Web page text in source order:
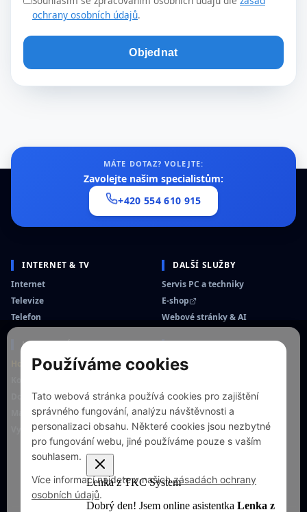
ochrany osobních údajů.
Objednat
MÁTE DOTAZ? VOLEJTE:
Zavolejte našim specialistům:
+420 554 610 915
INTERNET & TV
Internet
Televize
Telefon
DALŠÍ SLUŽBY
Servis PC a techniky
E-shop
Webové stránky & AI
KLIENTSKÁ PODPORA
Hotline +420 773 030 031
Dokumenty
Mapa pokrytí
Vyjádření k existenci sítí
TKC SYSTEM S.R.O.
Prodejna Krnov
794 01 Krnov
Otevírací doba prodejny:
Po – Pá: 9:00 – 16:00
So – Ne: Zavřeno
ZÁSADY OCHRANY OSOBNÍCH
ÚDAJŮ
Používáme cookies
Tato webová stránka používá cookies pro zajištění
správného fungování, analýzu návštěvnosti a
personalizaci obsahu. Některé cookies jsou nezbytné
pro fungování webu, jiné používáme pouze s vaším
souhlasem.
Více informací najdete v našich zásadách ochrany
osobních údajů.